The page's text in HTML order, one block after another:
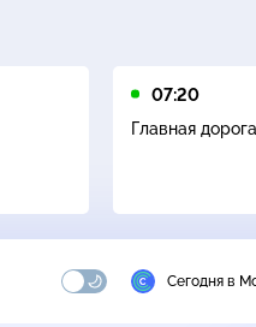
07:20
Главная дорога
Сегодня в